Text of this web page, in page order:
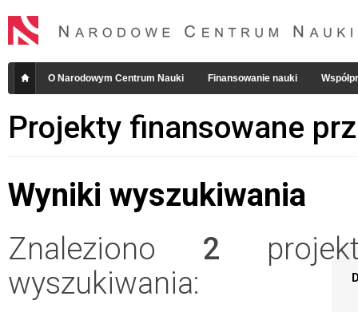
O Narodowym Centrum Nauki Finansowanie nauki
Projekty finansowane
Wyniki wyszukiwania
Znaleziono 2
wyszukiwania: